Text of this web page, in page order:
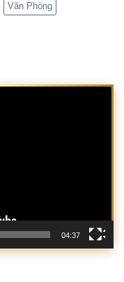
Văn Phòng
04:37